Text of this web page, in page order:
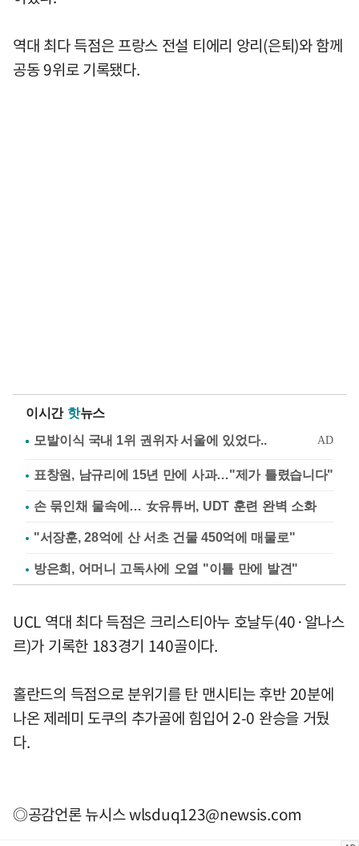
역대 최다 득점은 프랑스 전설 티에리 앙리(은퇴)와 함께
공동 9위로 기록됐다.
이시간 핫뉴스
표창원, 남규리에 15년 만에 사과…"제가 틀렸습니다"
손 묶인채 물속에… 女유튜버, UDT 훈련 완벽 소화
"서장훈, 28억에 산 서초 건물 450억에 매물로"
방은희, 어머니 고독사에 오열 "이틀 만에 발견"
UCL 역대 최다 득점은 크리스티아누 호날두(40·알나스
르)가 기록한 183경기 140골이다.
홀란드의 득점으로 분위기를 탄 맨시티는 후반 20분에
나온 제레미 도쿠의 추가골에 힘입어 2-0 완승을 거뒀
다.
◎공감언론 뉴시스wlsduq123@newsis.com